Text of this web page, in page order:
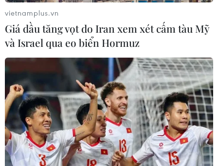
văn
06/08/2026 02:49
Thủ tướng Lê Minh Hưng
phát động hưởng ứng ngày An ninh
mạng Việt Nam
06/08/2026 02:39
Thủ tướng: Bảo đảm an ninh mạng
phải gắn kết giữa bảo vệ hệ thống và
con người
06/08/2026 02:30
vietnamplus.vn
Giá dầu tăng vọt do Iran xem xét cấm tàu Mỹ
và Israel qua eo biển Hormuz